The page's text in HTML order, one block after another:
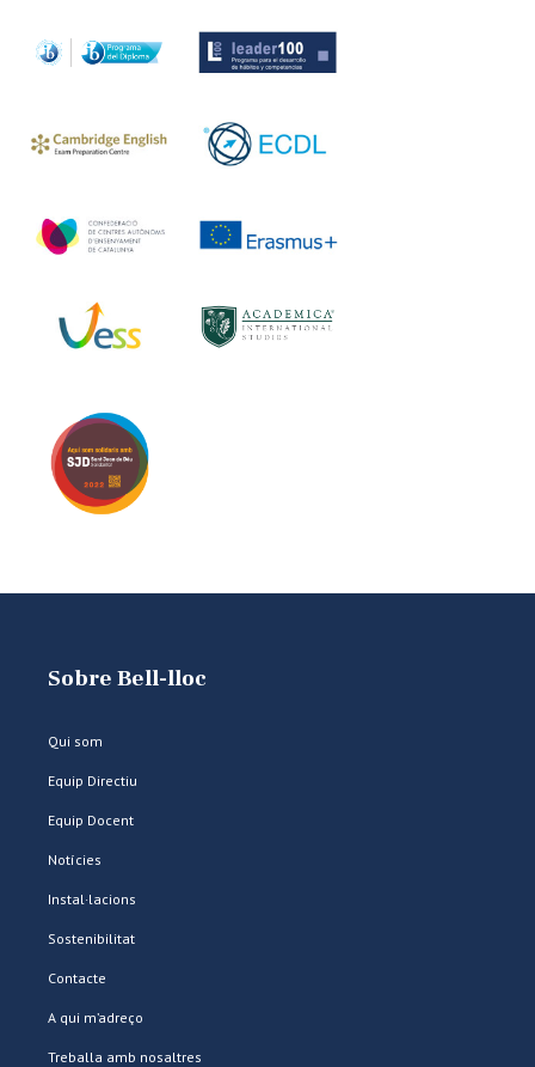
Sobre Bell-lloc
Qui som
Equip Directiu
Equip Docent
Notícies
Instal·lacions
Sostenibilitat
Contacte
A qui m’adreço
Treballa amb nosaltres